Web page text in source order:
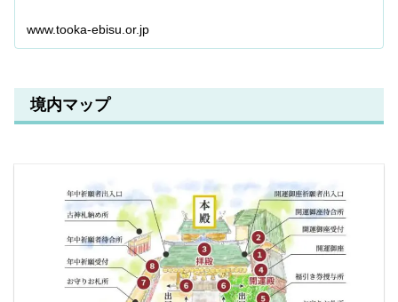
www.tooka-ebisu.or.jp
境内マップ